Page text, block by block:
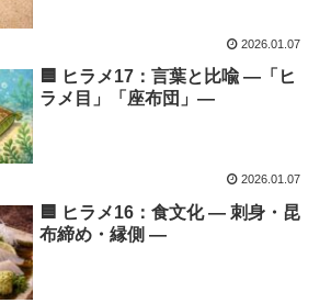
2026.01.07
🟦 ヒラメ17：言葉と比喩 ―「ヒ
ラメ目」「座布団」―
2026.01.07
🟦 ヒラメ16：食文化 ― 刺身・昆
布締め・縁側 ―